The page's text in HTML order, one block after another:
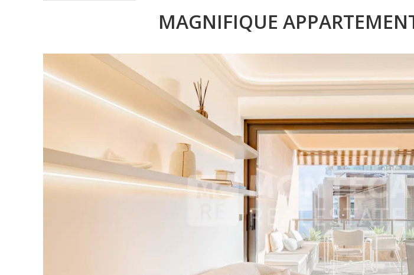
MAGNIFIQUE